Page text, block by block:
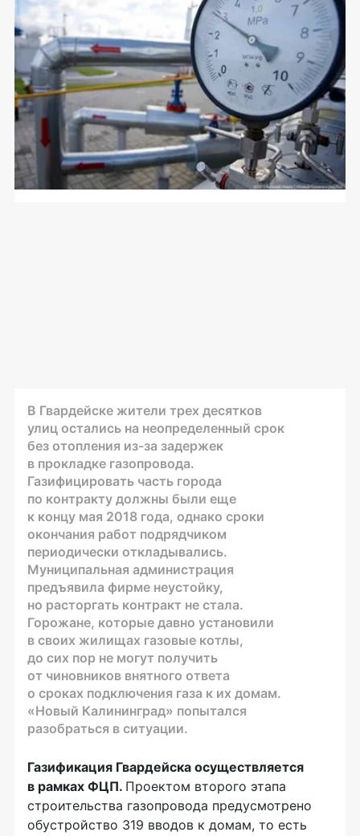
В Гвардейске жители трех десятков
улиц остались на неопределенный срок
без отопления из-за задержек
в прокладке газопровода.
Газифицировать часть города
по контракту должны были еще
к концу мая 2018 года, однако сроки
окончания работ подрядчиком
периодически откладывались.
Муниципальная администрация
предъявила фирме неустойку,
но расторгать контракт не стала.
Горожане, которые давно установили
в своих жилищах газовые котлы,
до сих пор не могут получить
от чиновников внятного ответа
о сроках подключения газа к их домам.
«Новый Калининград» попытался
разобраться в ситуации.
Газификация Гвардейска осуществляется
в рамках ФЦП. Проектом второго этапа
строительства газопровода предусмотрено
обустройство 319 вводов к домам, то есть